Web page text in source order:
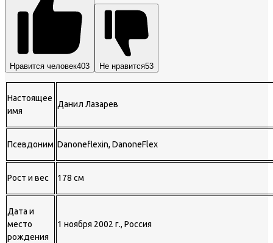
Нравится человек403 Не нравится53
Настоящее
имя
Данил Лазарев
Псевдоним Danoneflexin, DanoneFlex
Рост и вес 178 см
Дата и
место
рождения
1 ноября 2002 г., Россия